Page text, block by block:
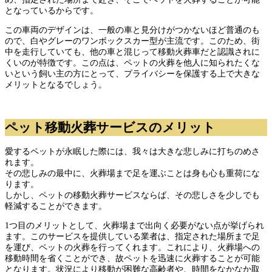
となっているからです。
この車両のデザインは、一般の車と見分けがつかないほど普通のも
ので、白やグレーのワンボックスカー型が主流です。このため、街
中を走行していても、他の車と混じって移動火葬車だと認識されに
くいのが特徴です。この点は、ペットの火葬を他人に知られたくな
いという飼い主の方にとって、プライバシーを保護する上で大きな
メリットとなるでしょう。
ペット移動火葬サービスのメリット
愛するペットが永眠した際には、我々は大きな悲しみに打ちのめさ
れます。
その悲しみの最中に、火葬場まで足を運ぶことは身も心も重荷にな
ります。
しかし、ペットの移動火葬サービスならば、その悲しさを少しでも
軽減することができます。
1つ目のメリットとして、火葬場まで出向く必要がない点が挙げられ
ます。このサービスを提供している業者は、指定された場所まで足
を運び、ペットの火葬を行ってくれます。これにより、火葬場への
移動時間を省くことができ、故ペットを迅速に火葬することが可能
となります。状況により移動が困難な高齢者や、時間をなかなか取